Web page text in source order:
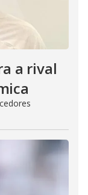
a rival